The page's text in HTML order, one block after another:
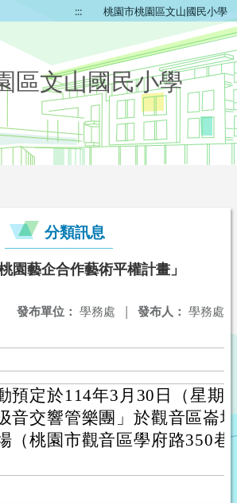
::: 桃園市桃園區文山國民小學
區文山國民小學
分類訊息
園藝企合作藝術平權計畫」
發布人： 學務處
發布單位： 學務處 |
預定於114年3月30日（星期
音交響管樂團」於觀音區崙
（桃園市觀音區學府路350巷